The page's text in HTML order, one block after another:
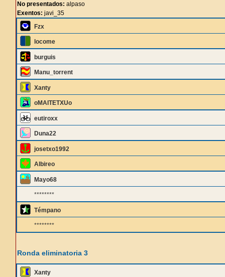
No presentados: alpaso
Exentos: javi_35
Fzx
locome
burguis
Manu_torrent
Xanty
oMAITETXUo
eutiroxx
Duna22
josetxo1992
Albireo
Mayo68
********
Témpano
********
Ronda eliminatoria 3
Xanty